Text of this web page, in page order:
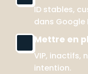
ID stables,
dans Google
Mettre en
VIP, inactifs,
intention.